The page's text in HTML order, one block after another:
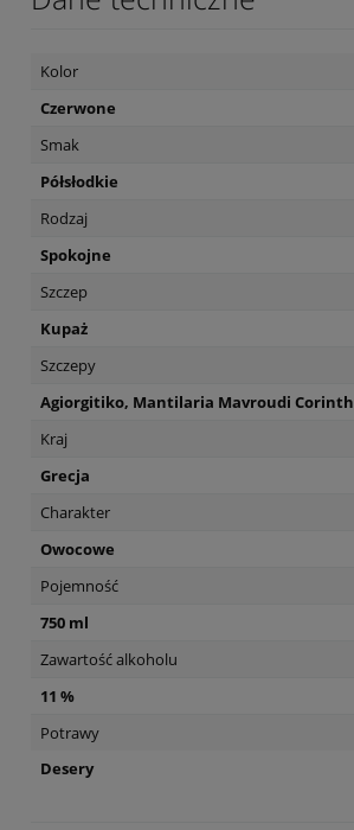
Kolor
Czerwone
Smak
Półsłodkie
Rodzaj
Spokojne
Szczep
Kupaż
Szczepy
Agiorgitiko, Mantilaria Mavroudi Corinth
Kraj
Grecja
Charakter
Owocowe
Pojemność
750 ml
Zawartość alkoholu
11 %
Potrawy
Desery